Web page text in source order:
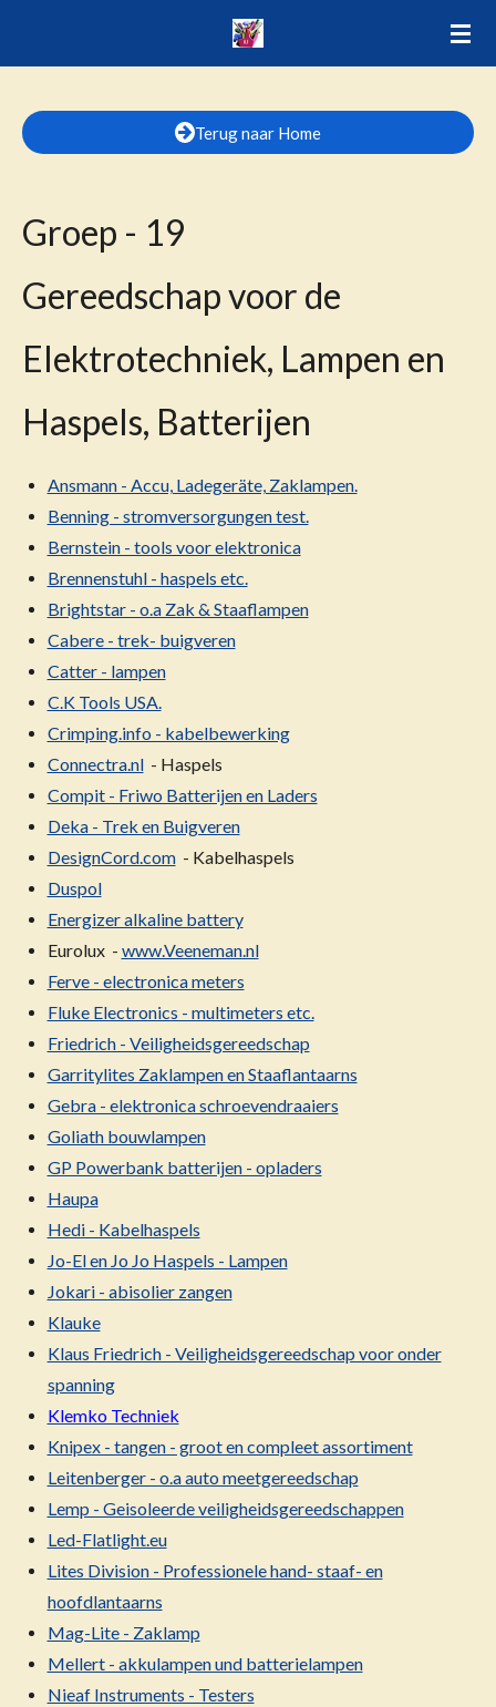
de
hoofdinhoud
Terug naar Home
Groep - 19
Gereedschap voor de
Elektrotechniek, Lampen en
Haspels, Batterijen
Ansmann - Accu, Ladegeräte, Zaklampen.
Benning - stromversorgungen test.
Bernstein - tools voor elektronica
Brennenstuhl - haspels etc.
Brightstar - o.a Zak & Staaflampen
Cabere - trek- buigveren
Catter - lampen
C.K Tools USA.
Crimping.info - kabelbewerking
Connectra.nl- Haspels
Compit - Friwo Batterijen en Laders
Deka - Trek en Buigveren
DesignCord.com- Kabelhaspels
Duspol
Energizer alkaline battery
Eurolux - www.Veeneman.nl
Ferve - electronica meters
Fluke Electronics - multimeters etc.
Friedrich - Veiligheidsgereedschap
Garritylites Zaklampen en Staaflantaarns
Gebra - elektronica schroevendraaiers
Goliath bouwlampen
GP Powerbank batterijen - opladers
Haupa
Hedi - Kabelhaspels
Jo-El en Jo Jo Haspels - Lampen
Jokari - abisolier zangen
Klauke
Klaus Friedrich - Veiligheidsgereedschap voor onder
spanning
Klemko Techniek
Knipex - tangen - groot en compleet assortiment
Leitenberger - o.a auto meetgereedschap
Lemp - Geisoleerde veiligheidsgereedschappen
Led-Flatlight.eu
Lites Division - Professionele hand- staaf- en
hoofdlantaarns
Mag-Lite - Zaklamp
Mellert - akkulampen und batterielampen
Nieaf Instruments - Testers